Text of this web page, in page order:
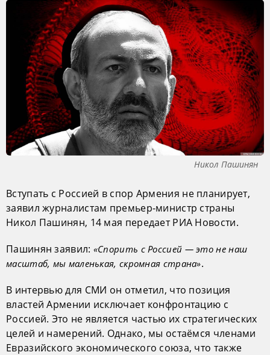
Никол Пашинян
Вступать с Россией в спор Армения не планирует,
заявил журналистам премьер-министр страны
Никол Пашинян, 14 мая передает РИА Новости.
Пашинян заявил: «Спорить с Россией — это не наш
масштаб, мы маленькая, скромная страна».
В интервью для СМИ он отметил, что позиция
властей Армении исключает конфронтацию с
Россией. Это не является частью их стратегических
целей и намерений. Однако, мы остаёмся членами
Евразийского экономического союза, что также